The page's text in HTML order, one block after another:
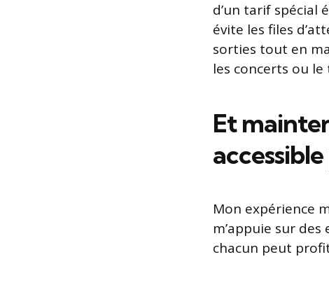
d’un tarif spécial
évite les files
sorties tout en
les concerts ou le
Et
Mon expérience
m’appuie sur
chacun peut